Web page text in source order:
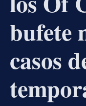
bufete
casos